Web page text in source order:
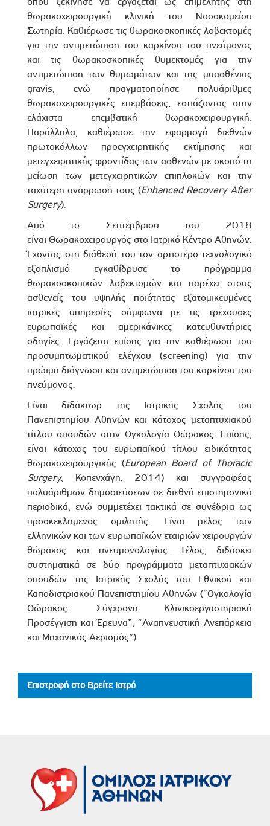
θωρακοχειρουργική κλινική του Νοσοκομείου
Σωτηρία. Καθιέρωσε τις θωρακοσκοπικές λοβεκτομές
για την αντιμετώπιση του καρκίνου του πνεύμονος
και τις θωρακοσκοπικές θυμεκτομές για την
αντιμετώπιση των θυμωμάτων και της μυασθένιας
gravis, ενώ πραγματοποίησε πολυάριθμες
θωρακοχειρουργικές επεμβάσεις, εστιάζοντας στην
ελάχιστα επεμβατική θωρακοχειρουργική.
Παράλληλα, καθιέρωσε την εφαρμογή διεθνών
πρωτοκόλλων προεγχειρητικής εκτίμησης και
μετεγχειρητικής φροντίδας των ασθενών με σκοπό τη
μείωση των μετεγχειρητικών επιπλοκών και την
ταχύτερη ανάρρωσή τους (Enhanced Recovery After
Surgery).
Από το Σεπτέμβριου του 2018
είναι Θωρακοχειρουργός στο Ιατρικό Κέντρο Αθηνών.
Έχοντας στη διάθεσή του τον αρτιοτέρο τεχνολογικό
εξοπλισμό εγκαθίδρυσε το πρόγραμμα
θωρακοσκοπικών λοβεκτομών και παρέχει στους
ασθενείς του υψηλής ποιότητας εξατομικευμένες
ιατρικές υπηρεσίες σύμφωνα με τις τρέχουσες
ευρωπαϊκές και αμερικάνικες κατευθυντήριες
οδηγίες. Εργάζεται επίσης για την καθιέρωση του
προσυμπτωματικού ελέγχου (screening) για την
πρώιμη διάγνωση και αντιμετώπιση του καρκίνου του
πνεύμονος.
Είναι διδάκτωρ της Ιατρικής Σχολής του
Πανεπιστημίου Αθηνών και κάτοχος μεταπτυχιακού
τίτλου σπουδών στην Ογκολογία Θώρακος. Επίσης,
είναι κάτοχος του ευρωπαϊκού τίτλου ειδικότητας
θωρακοχειρουργικής (European Board of
Thoracic
Surgery, Κοπενχάγη, 2014) και συγγραφέας
πολυάριθμων δημοσιεύσεων σε διεθνή επιστημονικά
περιοδικά, ενώ συμμετέχει τακτικά σε συνέδρια ως
προσκεκλημένος ομιλητής. Είναι μέλος των
ελληνικών και των ευρωπαϊκών εταιριών χειρουργών
θώρακος και πνευμονολογίας. Τέλος, διδάσκει
συστηματικά σε δύο προγράμματα μεταπτυχιακών
σπουδών της Ιατρικής Σχολής του Εθνικού και
Καποδιστριακού Πανεπιστημίου Αθηνών (“Ογκολογία
Θώρακος: Σύγχρονη Κλινικοεργαστηριακή
Προσέγγιση και Έρευνα”, “Αναπνευστική Ανεπάρκεια
και Μηχανικός Αερισμός”).
Επιστροφή στο Βρείτε Ιατρό